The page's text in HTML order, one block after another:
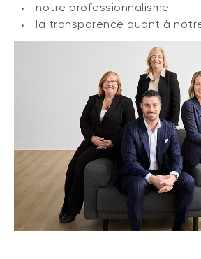
notre professionnalisme
la transparence quant à